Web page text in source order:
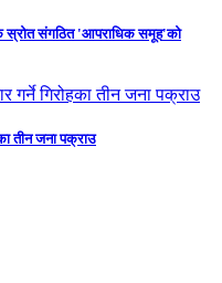
स्रोत संगठित 'आपराधिक समूह'को
तीन जना पक्राउ